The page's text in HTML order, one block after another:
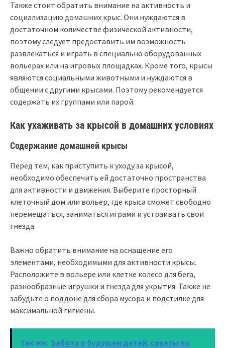
Также стоит обратить внимание на активность и
социализацию домашних крыс. Они нуждаются в
достаточном количестве физической активности,
поэтому следует предоставить им возможность
развлекаться и играть в специально оборудованных
вольерах или на игровых площадках. Кроме того, крысы
являются социальными животными и нуждаются в
общении с другими крысами. Поэтому рекомендуется
содержать их группами или парой.
Как ухаживать за крысой в домашних условиях
Содержание домашней крысы
Перед тем, как приступить к уходу за крысой,
необходимо обеспечить ей достаточно пространства
для активности и движения. Выберите просторный
клеточный дом или вольер, где крыса сможет свободно
перемещаться, заниматься играми и устраивать свои
гнезда.
Важно обратить внимание на оснащение его
элементами, необходимыми для активности крысы.
Расположите в вольере или клетке колесо для бега,
разнообразные игрушки и гнезда для укрытия. Также не
забудьте о поддоне для сбора мусора и подстилке для
максимальной гигиены.
Так же: Забота о будущем детей: советы по